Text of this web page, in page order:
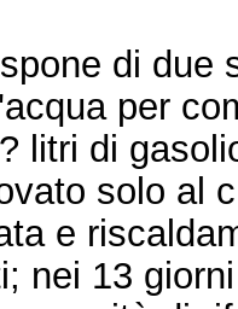
di due
per
litri di
solo al
e
nei 13